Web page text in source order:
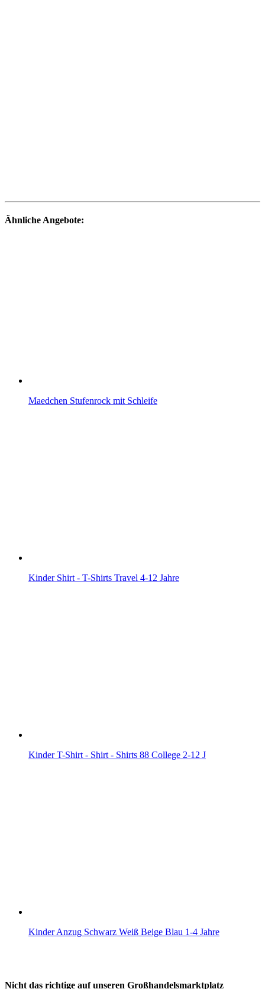
Ähnliche Angebote:
Maedchen Stufenrock mit Schleife
Kinder Shirt - T-Shirts Travel 4-12 Jahre
Kinder T-Shirt - Shirt - Shirts 88 College 2-12 J
Kinder Anzug Schwarz Weiß Beige Blau 1-4 Jahre
Nicht das richtige auf unseren Großhandelsmarktplatz